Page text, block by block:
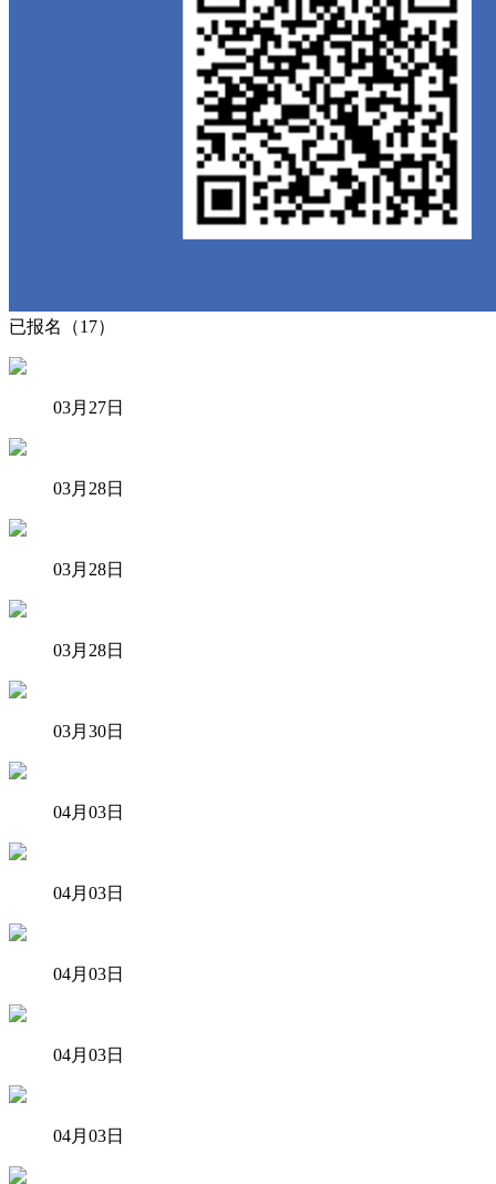
已报名（17）
03月27日
03月28日
03月28日
03月28日
03月30日
04月03日
04月03日
04月03日
04月03日
04月03日